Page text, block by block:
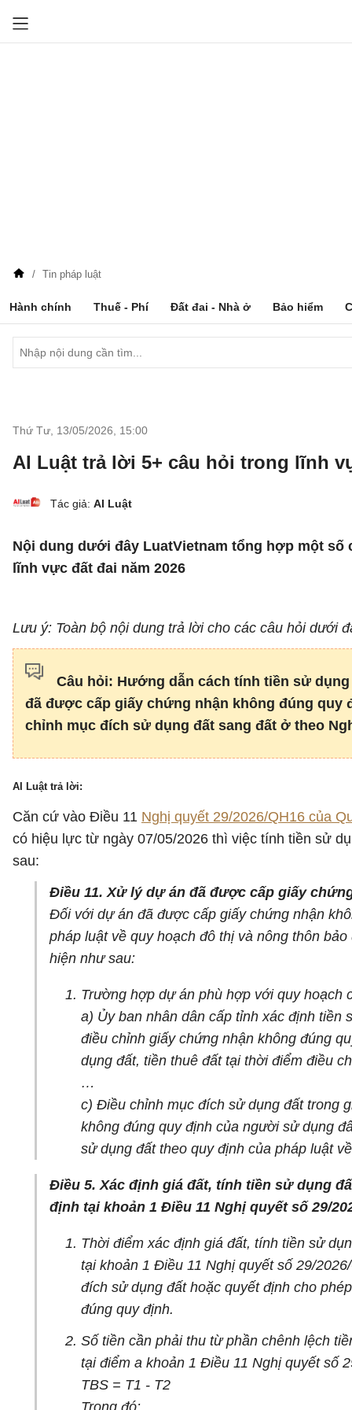
Tin pháp luật
Hành chính Thuế - Phí Đất đai - Nhà ở Bảo hiểm
Thứ Tư, 13/05/2026 15:00
AI Luật trả lời 5+ câu hỏi trong lĩnh
Tác giả: AI Luật
Nội dung dưới đây LuatVietnam tổng hợp một
lĩnh vực đất đai năm 2026
Lưu ý: Toàn bộ nội dung trả lời cho các câu hỏi dưới
Câu hỏi: Hướng dẫn cách tính tiền sử
đã được cấp giấy chứng nhận không đúng quy
chỉnh mục đích sử dụng đất sang đất ở theo
AI Luật trả lời:
Căn cứ vào Điều 11 Nghị quyết 29/2026/QH16 của
có hiệu lực từ ngày 07/05/2026 thì việc tính tiền sử
sau:
Điều 11. Xử lý dự án đã được cấp giấy
Đối với dự án đã được cấp giấy chứng nhận
pháp luật về quy hoạch đô thị và nông thôn
hiện như sau:
Trường hợp dự án phù hợp với quy hoạch
a) Ủy ban nhân dân cấp tỉnh xác định
điều chỉnh giấy chứng nhận không đúng
dụng đất, tiền thuê đất tại thời điểm điều
…
c) Điều chỉnh mục đích sử dụng đất trong
không đúng quy định của người sử dụng
sử dụng đất theo quy định của pháp luật
Điều 5. Xác định giá đất, tính tiền sử dụng
định tại khoản 1 Điều 11 Nghị quyết số 29/
Thời điểm xác định giá đất, tính tiền sử
tại khoản 1 Điều 11 Nghị quyết số 29/
đích sử dụng đất hoặc quyết định cho
đúng quy định.
Số tiền cần phải thu từ phần chênh lệch
tại điểm a khoản 1 Điều 11 Nghị quyết số
TBS = T1 - T2
Trong đó: